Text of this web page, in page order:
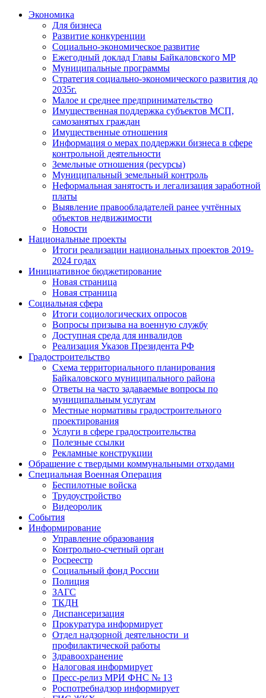
Экономика
Для бизнеса
Развитие конкуренции
Социально-экономическое развитие
Ежегодный доклад Главы Байкаловского МР
Муниципальные программы
Стратегия социально-экономического развития до
2035г.
Малое и среднее предпринимательство
Имущественная поддержка субъектов МСП,
самозанятых граждан
Имущественные отношения
Информация о мерах поддержки бизнеса в сфере
контрольной деятельности
Земельные отношения (ресурсы)
Муниципальный земельный контроль
Неформальная занятость и легализация заработной
платы
Выявление правообладателей ранее учтённых
объектов недвижимости
Новости
Национальные проекты
Итоги реализации национальных проектов 2019-
2024 годах
Инициативное бюджетирование
Новая страница
Новая страница
Социальная сфера
Итоги социологических опросов
Вопросы призыва на военную службу
Доступная среда для инвалидов
Реализация Указов Президента РФ
Градостроительство
Схема территориального планирования
Байкаловского муниципального района
Ответы на часто задаваемые вопросы по
муниципальным услугам
Местные нормативы градостроительного
проектирования
Услуги в сфере градостроительства
Полезные ссылки
Рекламные конструкции
Обращение с твердыми коммунальными отходами
Специальная Военная Операция
Беспилотные войска
Трудоустройство
Видеоролик
События
Информирование
Управление образования
Контрольно-счетный орган
Росреестр
Социальный фонд России
Полиция
ЗАГС
ТКДН
Диспансеризация
Прокуратура информирует
Отдел надзорной деятельности и
профилактической работы
Здравоохранение
Налоговая информирует
Пресс-релиз МРИ ФНС № 13
Роспотребнадзор информирует